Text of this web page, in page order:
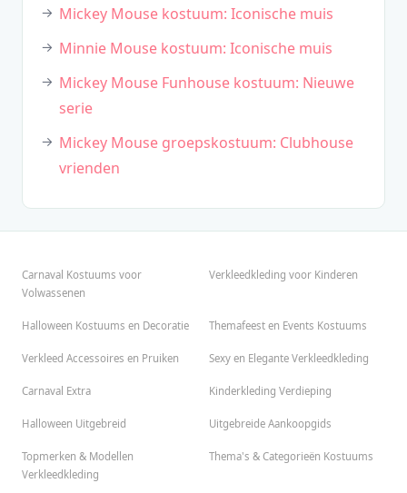
Mickey Mouse kostuum: Iconische muis
Minnie Mouse kostuum: Iconische muis
Mickey Mouse Funhouse kostuum: Nieuwe
serie
Mickey Mouse groepskostuum: Clubhouse
vrienden
Carnaval Kostuums voor
Volwassenen
Verkleedkleding voor Kinderen
Halloween Kostuums en Decoratie Themafeest en Events Kostuums
Verkleed Accessoires en Pruiken Sexy en Elegante Verkleedkleding
Carnaval Extra Kinderkleding Verdieping
Halloween Uitgebreid Uitgebreide Aankoopgids
Topmerken & Modellen
Verkleedkleding
Thema's & Categorieën Kostuums